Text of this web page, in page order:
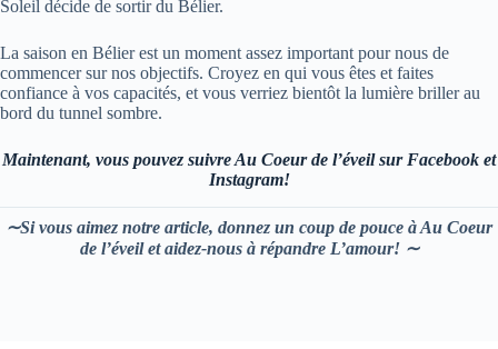
Soleil décide de sortir du Bélier.
La saison en Bélier est un moment assez important pour nous de
commencer sur nos objectifs. Croyez en qui vous êtes et faites
confiance à vos capacités, et vous verriez bientôt la lumière briller au
bord du tunnel sombre.
Maintenant, vous pouvez suivre Au Coeur de l’éveil sur Facebook et
Instagram!
∼Si vous aimez notre article, donnez un coup de pouce à Au Coeur
de l’éveil et aidez-nous à répandre L’amour! ∼